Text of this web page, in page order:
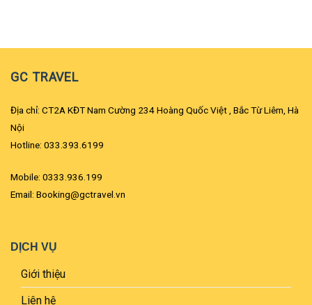
GC TRAVEL
Địa chỉ: CT2A KĐT Nam Cường 234 Hoàng Quốc Việt , Bắc Từ Liêm, Hà
Nội
Hotline: 033.393.6199
Mobile: 0333.936.199
Email: Booking@gctravel.vn
DỊCH VỤ
Giới thiệu
Liên hệ